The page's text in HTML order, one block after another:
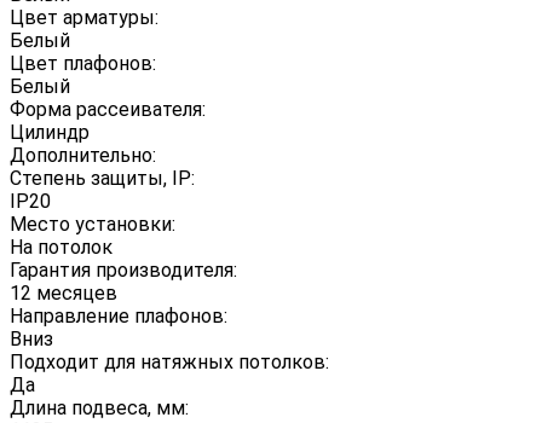
Цвет арматуры:
Белый
Цвет плафонов:
Белый
Форма рассеивателя:
Цилиндр
Дополнительно:
Степень защиты, IP:
IP20
Место установки:
На потолок
Гарантия производителя:
12 месяцев
Направление плафонов:
Вниз
Подходит для натяжных потолков:
Да
Длина подвеса, мм: